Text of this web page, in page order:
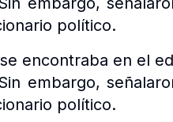
político.
encontraba en el
embargo,
político.